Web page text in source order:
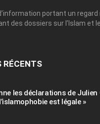
portant un
des dossiers sur l’Islam et
RÉCENTS
les déclarations de Julien
est légale »